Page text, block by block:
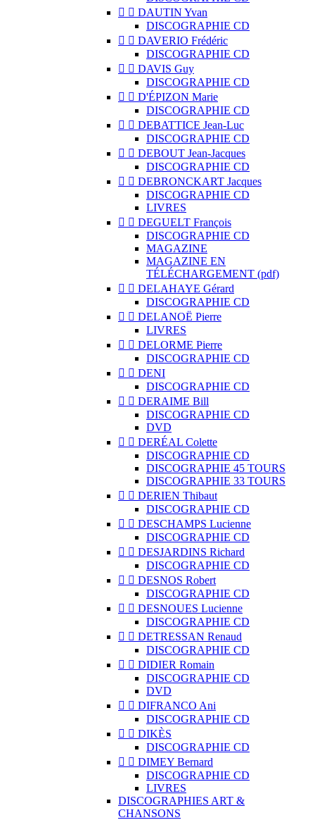
  DAUTIN Yvan
DISCOGRAPHIE CD
  DAVERIO Frédéric
DISCOGRAPHIE CD
  DAVIS Guy
DISCOGRAPHIE CD
  D'ÉPIZON Marie
DISCOGRAPHIE CD
  DEBATTICE Jean-Luc
DISCOGRAPHIE CD
  DEBOUT Jean-Jacques
DISCOGRAPHIE CD
  DEBRONCKART Jacques
DISCOGRAPHIE CD
LIVRES
  DEGUELT François
DISCOGRAPHIE CD
MAGAZINE
MAGAZINE EN
TÉLÉCHARGEMENT (pdf)
  DELAHAYE Gérard
DISCOGRAPHIE CD
  DELANOË Pierre
LIVRES
  DELORME Pierre
DISCOGRAPHIE CD
  DENI
DISCOGRAPHIE CD
  DERAIME Bill
DISCOGRAPHIE CD
DVD
  DERÉAL Colette
DISCOGRAPHIE CD
DISCOGRAPHIE 45 TOURS
DISCOGRAPHIE 33 TOURS
  DERIEN Thibaut
DISCOGRAPHIE CD
  DESCHAMPS Lucienne
DISCOGRAPHIE CD
  DESJARDINS Richard
DISCOGRAPHIE CD
  DESNOS Robert
DISCOGRAPHIE CD
  DESNOUES Lucienne
DISCOGRAPHIE CD
  DETRESSAN Renaud
DISCOGRAPHIE CD
  DIDIER Romain
DISCOGRAPHIE CD
DVD
  DIFRANCO Ani
DISCOGRAPHIE CD
  DIKÈS
DISCOGRAPHIE CD
  DIMEY Bernard
DISCOGRAPHIE CD
LIVRES
DISCOGRAPHIES ART &
CHANSONS